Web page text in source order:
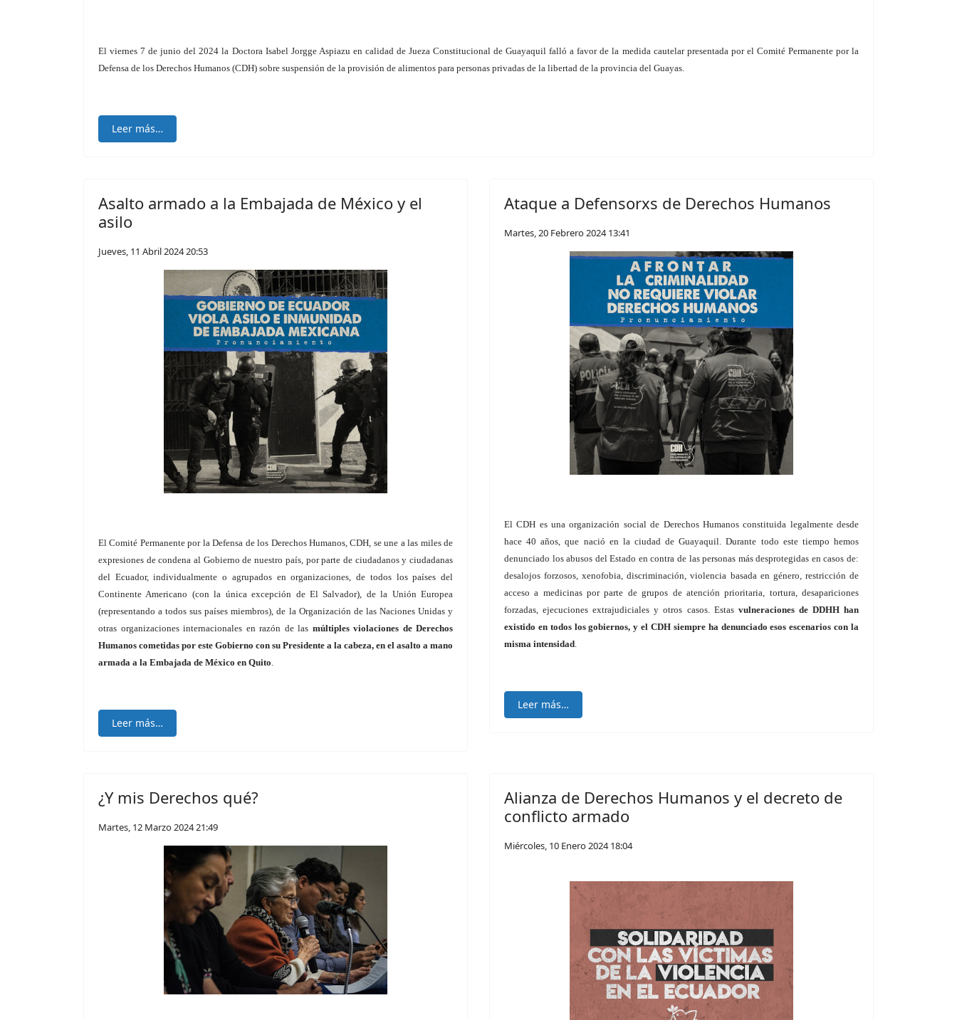
El viernes 7 de junio del 2024 la Doctora Isabel Jorgge Aspiazu en calidad de Jueza Constitucional de Guayaquil falló a favor de la medida cautelar presentada por el Comité Permanente por la
Defensa de los Derechos Humanos (CDH) sobre suspensión de la provisión de alimentos para personas privadas de la libertad de la provincia del Guayas.
Leer más…
Asalto armado a la Embajada de México y el
asilo
Jueves, 11 Abril 2024 20:53
El Comité Permanente por la Defensa de los Derechos Humanos, CDH, se une a las miles de
expresiones de condena al Gobierno de nuestro país, por parte de ciudadanos y ciudadanas
del Ecuador, individualmente o agrupados en organizaciones, de todos los países del
Continente Americano (con la única excepción de El Salvador), de la Unión Europea
(representando a todos sus países miembros), de la Organización de las Naciones Unidas y
otras organizaciones internacionales en razón de las múltiples violaciones de Derechos
Humanos cometidas por este Gobierno con su Presidente a la cabeza, en el asalto a mano
armada a la Embajada de México en Quito.
Leer más…
Ataque a Defensorxs de Derechos Humanos
Martes, 20 Febrero 2024 13:41
El CDH es una organización social de Derechos Humanos constituida legalmente desde
hace 40 años, que nació en la ciudad de Guayaquil. Durante todo este tiempo hemos
denunciado los abusos del Estado en contra de las personas más desprotegidas en casos de:
desalojos forzosos, xenofobia, discriminación, violencia basada en género, restricción de
acceso a medicinas por parte de grupos de atención prioritaria, tortura, desapariciones
forzadas, ejecuciones extrajudiciales y otros casos. Estas vulneraciones de DDHH han
existido en todos los gobiernos, y el CDH siempre ha denunciado esos escenarios con la
misma intensidad.
Leer más…
¿Y mis Derechos qué?
Martes, 12 Marzo 2024 21:49
Alianza de Derechos Humanos y el decreto de
conflicto armado
Miércoles, 10 Enero 2024 18:04